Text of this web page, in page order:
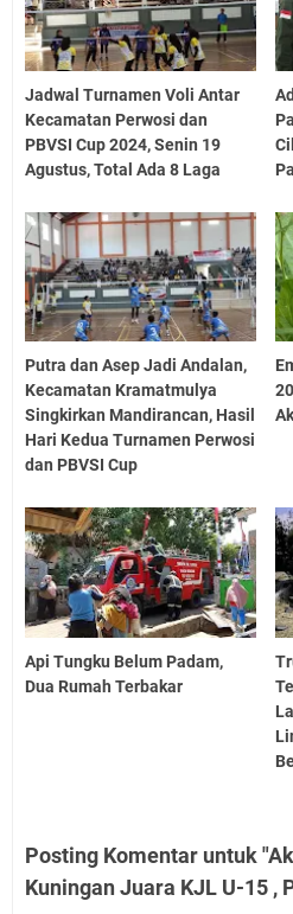
Jadwal Turnamen Voli Antar
Kecamatan Perwosi dan
PBVSI Cup 2024, Senin 19
Agustus, Total Ada 8 Laga
Putra dan Asep Jadi Andalan,
Kecamatan Kramatmulya
Singkirkan Mandirancan, Hasil
Hari Kedua Turnamen Perwosi
dan PBVSI Cup
Api Tungku Belum Padam,
Dua Rumah Terbakar
Posting Komentar untuk
Kuningan Juara KJL U-15 ,